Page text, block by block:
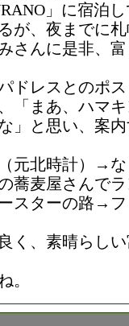
」に宿泊
が、夜までに
さんに是非、
ドレスとのポ
「まあ、ハマ
」と思い、案
元北時計）→
麦屋さんで
スターの路→フ
く、素晴らし
。